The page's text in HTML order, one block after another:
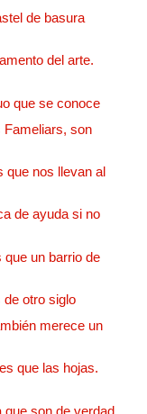
de basura
del arte.
que se conoce
Fameliars, son
que nos llevan al
de ayuda si no
que un barrio de
otro siglo
merece un
que las hojas.
que son de verdad